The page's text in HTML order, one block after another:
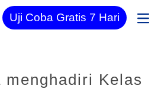
Uji Coba Gratis 7 Hari
menghadiri Kelas